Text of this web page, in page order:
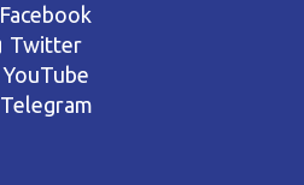
Facebook
Twitter
YouTube
Telegram